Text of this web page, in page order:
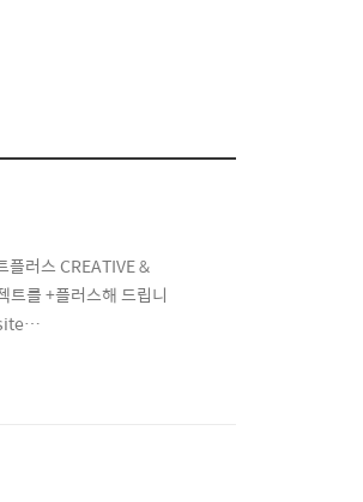
러스 CREATIVE &
트를 +플러스해 드립니